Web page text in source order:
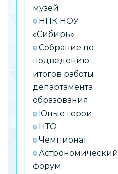
музей
НПК НОУ
«Сибирь»
Собрание по
подведению
итогов работы
департамента
образования
Юные герои
НТО
Чемпионат
Астрономический
форум